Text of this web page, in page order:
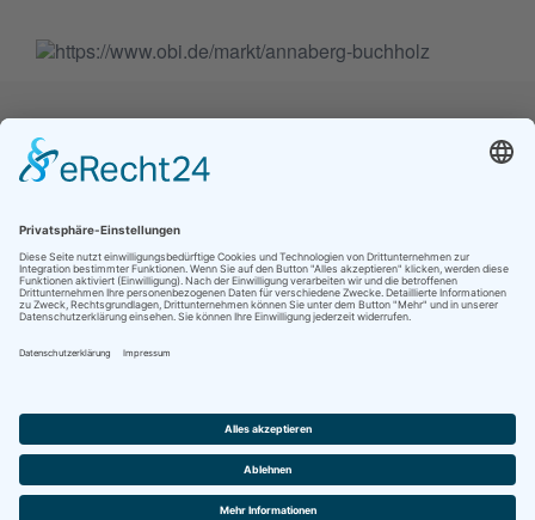
Jetzt folgen für noch mehr Einblicke ins
Vereinsleben:
Impressum
Datenschutz